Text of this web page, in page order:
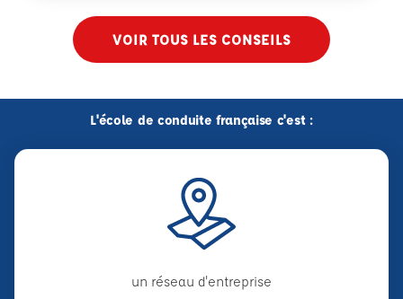
VOIR TOUS LES CONSEILS
L'école de conduite française c'est :
un réseau d'entreprise